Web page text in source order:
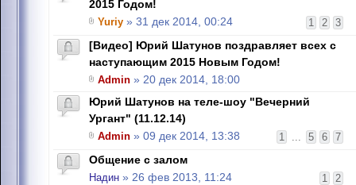
2015 Годом!
1 2 3
Yuriy » 31 дек 2014, 00:24
[Видео] Юрий Шатунов поздравляет всех с
наступающим 2015 Новым Годом!
Admin » 20 дек 2014, 18:00
Юрий Шатунов на теле-шоу "Вечерний
Ургант" (11.12.14)
1 ... 5 6 7
Admin » 09 дек 2014, 13:38
Общение с залом
1 2
Надин » 26 фев 2013, 11:24